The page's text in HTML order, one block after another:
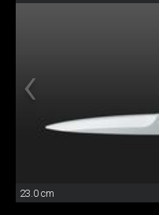
23.0 cm